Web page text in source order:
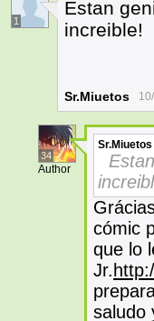
1
Estan
increible!
Sr.Miuetos
34
Author
Sr.Miuetos
cómic
que lo
Jr.
saludo